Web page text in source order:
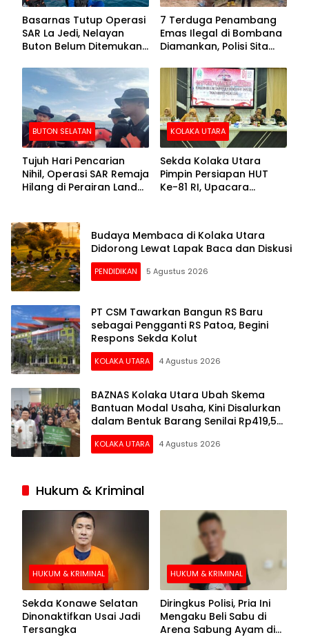
Basarnas Tutup Operasi
SAR La Jedi, Nelayan
Buton Belum Ditemukan
7 Terduga Penambang
Emas Ilegal di Bombana
Diamankan, Polisi Sita
Crusher
BUTON SELATAN
Tujuh Hari Pencarian
Nihil, Operasi SAR Remaja
Hilang di Perairan Lande
KOLAKA UTARA
Sekda Kolaka Utara
Pimpin Persiapan HUT
Ke-81 RI, Upacara
Budaya Membaca di Kolaka Utara
Didorong Lewat Lapak Baca dan Diskusi
PENDIDIKAN 5 Agustus 2026
PT CSM Tawarkan Bangun RS Baru
sebagai Pengganti RS Patoa, Begini
Respons Sekda Kolut
KOLAKA UTARA 4 Agustus 2026
BAZNAS Kolaka Utara Ubah Skema
Bantuan Modal Usaha, Kini Disalurkan
dalam Bentuk Barang Senilai Rp419,5
Juta
KOLAKA UTARA 4 Agustus 2026
Hukum & Kriminal
HUKUM & KRIMINAL
Sekda Konawe Selatan
Dinonaktifkan Usai Jadi
Tersangka
HUKUM & KRIMINAL
Diringkus Polisi, Pria Ini
Mengaku Beli Sabu di
Arena Sabung Ayam di